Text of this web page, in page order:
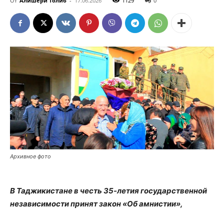
Архивное фото
В Таджикистане в честь 35-летия государственной
независимости принят закон «Об амнистии»,